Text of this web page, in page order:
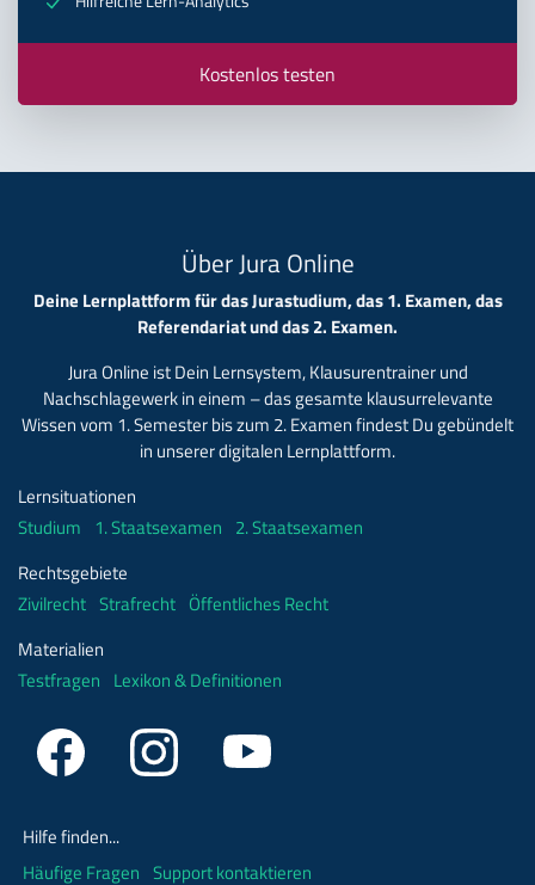
Kostenlos testen
Über Jura Online
Deine Lernplattform für das Jurastudium, das 1. Examen, das
Referendariat und das 2. Examen.
Jura Online ist Dein Lernsystem, Klausurentrainer und
Nachschlagewerk in einem – das gesamte klausurrelevante
Wissen vom 1. Semester bis zum 2. Examen findest Du gebündelt
in unserer digitalen Lernplattform.
Lernsituationen
Studium 1. Staatsexamen 2. Staatsexamen
Rechtsgebiete
Zivilrecht Strafrecht Öffentliches Recht
Materialien
Testfragen Lexikon & Definitionen
Hilfe finden...
Häufige Fragen Support kontaktieren